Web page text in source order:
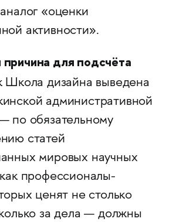
«оценки
активности».
для подсчёта
Школа дизайна выведена
административной
по обязательному
статей
мировых научных
профессионалы-
ценят не столько
за дела — должны